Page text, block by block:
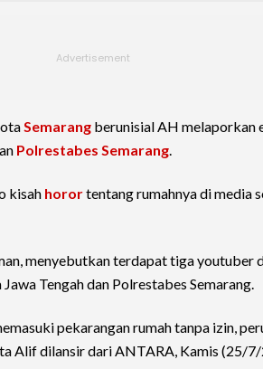
Semarang berunisial AH melaporkan
Polrestabes Semarang.
kisah horortentang rumahnya di media
menyebutkan terdapat tiga youtuber
Tengah dan Polrestabes Semarang.
pekarangan rumah tanpa izin,
Alif dilansir dari ANTARA, Kamis (25/